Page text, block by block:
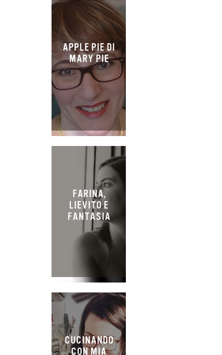
APPLE PIE DI
MARY PIE
FARINA,
LIEVITO E
FANTASIA
CUCINANDO
CON MIA